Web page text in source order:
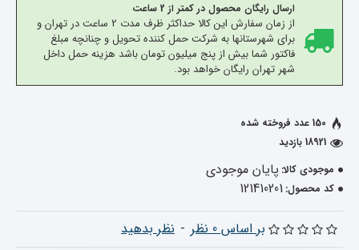
ارسال رایگان محصول در کمتر از 2 ساعت
از زمان سفارش این کالا حداکثر ظرف مدت 2 ساعت در تهران و
برای شهرستانها به شرکت حمل کننده تحویل و چنانچه مبلغ
فاکتور شما بیش از پنج میلیون تومان باشد هزینه حمل داخل
شهر تهران رایگان خواهد بود.
موجودی کالا: پایان موجودی
کد محصول: 121410201
150 عدد فروخته شده
18921 بازدید
بر اساس 0 نظر - نظر بدهید